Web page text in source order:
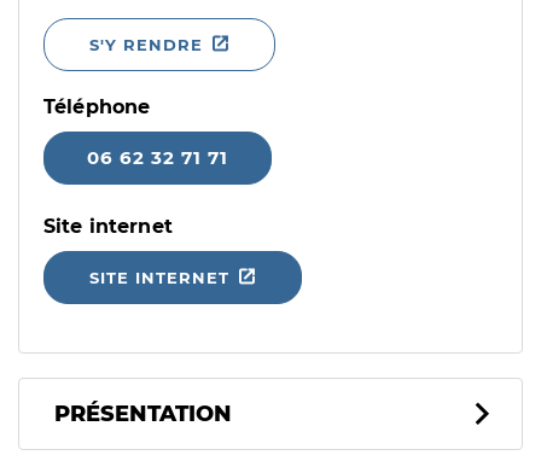
S'Y RENDRE
Téléphone
06 62 32 71 71
Site internet
SITE INTERNET
PRÉSENTATION